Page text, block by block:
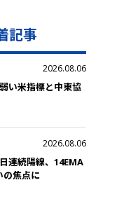
記事
2026.08.06
い米指標と中東協
2026.08.06
連続陽線、14EMA
の焦点に